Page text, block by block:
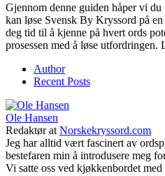
Gjennom denne guiden håper vi
kan løse Svensk By Kryssord på
deg tid til å kjenne på hvert ords
prosessen med å løse utfordringen.
Author
Recent Posts
Ole Hansen
Redaktørat Norskekryssord.com
Jeg har alltid vært fascinert av
bestefaren min å introdusere meg
Vi satte oss ved kjøkkenbordet